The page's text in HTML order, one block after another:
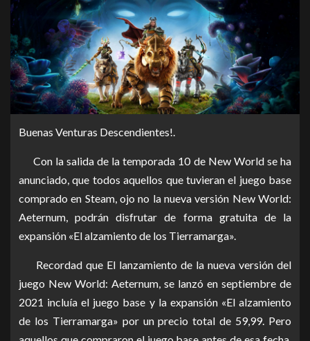
Buenas Venturas Descendientes!.
Con la salida de la temporada 10 de New World se ha
anunciado, que todos aquellos que tuvieran el juego base
comprado en Steam, ojo no la nueva versión New World:
Aeternum, podrán disfrutar de forma gratuita de la
expansión «El alzamiento de los Tierramarga».
Recordad que El lanzamiento de la nueva versión del
juego New World: Aeternum, se lanzó en septiembre de
2021 incluía el juego base y la expansión «El alzamiento
de los Tierramarga» por un precio total de 59,99. Pero